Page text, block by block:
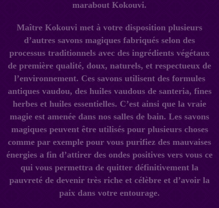
marabout Kokouvi.
Maître Kokouvi met à votre disposition plusieurs
d’autres savons magiques fabriqués selon des
processus traditionnels avec des ingrédients végétaux
de première qualité, doux, naturels, et respectueux de
l’environnement. Ces savons utilisent des formules
antiques vaudou, des huiles vaudous de santeria, fines
herbes et huiles essentielles. C’est ainsi que la vraie
magie est amenée dans nos salles de bain. Les savons
magiques peuvent être utilisés pour plusieurs choses
comme par exemple pour vous purifiez des mauvaises
énergies a fin d’attirer des ondes positives vers vous ce
qui vous permettra de quitter définitivement la
pauvreté de devenir très riche et célèbre et d’avoir la
paix dans votre entourage.